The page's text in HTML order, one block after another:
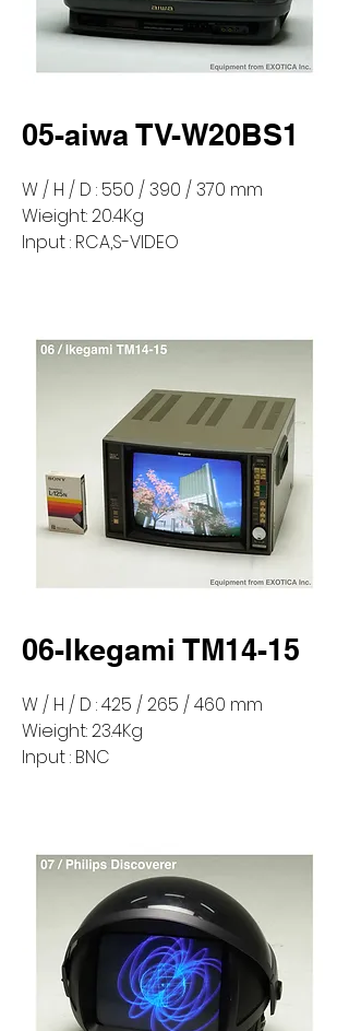
05-aiwa TV-W20BS1
W / H / D : 550 / 390 / 370 mm
Wieight: 20.4Kg
Input : RCA,S-VIDEO
06-Ikegami TM14-15
W / H / D : 425 / 265 / 460 mm
Wieight: 23.4Kg
Input : BNC